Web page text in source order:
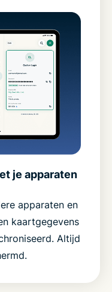
je apparaten
apparaten en
kaartgegevens
Altijd